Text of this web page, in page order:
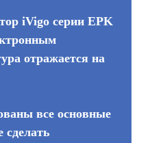
iVigo серии EPK
отражается на
все основные